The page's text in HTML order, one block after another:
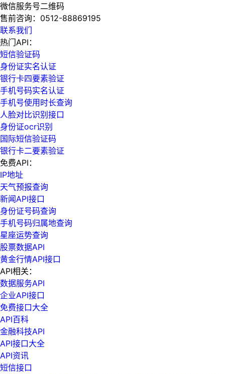
微信服务号二维码
售前咨询： 0512-88869195
联系我们
热门API：
短信验证码
身份证实名认证
银行卡四要素验证
手机号码实名认证
手机号使用时长查询
人脸对比识别接口
身份证ocr识别
国际短信验证码
银行卡二要素验证
免费API：
IP地址
天气预报查询
新闻API接口
身份证号码查询
手机号码归属地查询
星座运势查询
股票数据API
黄金行情API接口
API相关：
数据服务API
企业API接口
免费接口大全
API百科
金融科技API
API接口大全
API资讯
短信接口